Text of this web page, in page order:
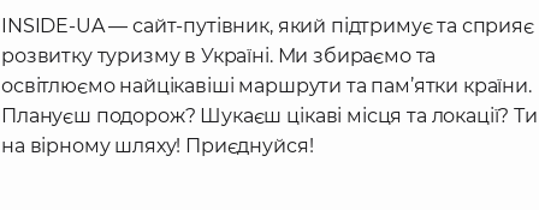
INSIDE-UA — сайт-путівник, який підтримує та сприяє
розвитку туризму в Україні. Ми збираємо та
освітлюємо найцікавіші маршрути та пам’ятки країни.
Плануєш подорож? Шукаєш цікаві місця та локації? Ти
на вірному шляху! Приєднуйся!